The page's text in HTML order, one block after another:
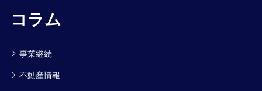
コラム
事業継続
不動産情報